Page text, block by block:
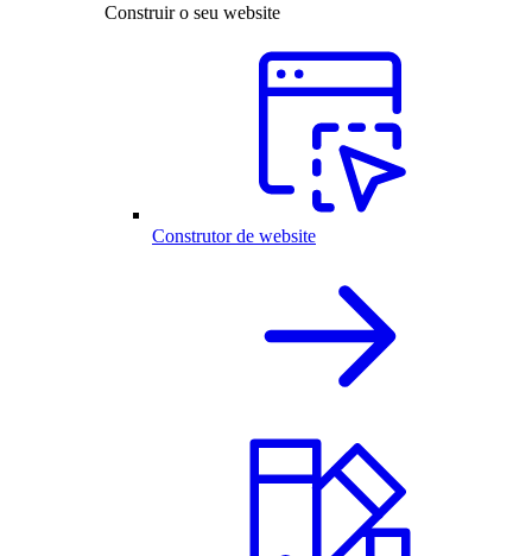
Construir o seu website
Construtor de website